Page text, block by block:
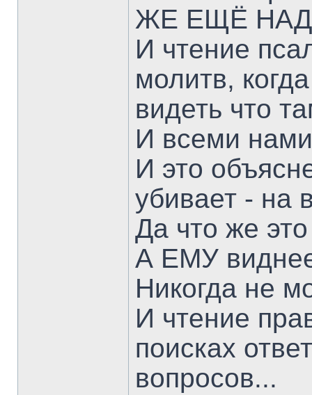
ЖЕ ЕЩЁ
И чтение
молитв,
видеть что
И всеми
И это
убивает - на
Да что же
А ЕМУ
Никогда не
И чтение
поисках
вопросов...